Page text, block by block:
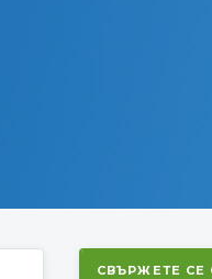
СВЪРЖЕТЕ СЕ